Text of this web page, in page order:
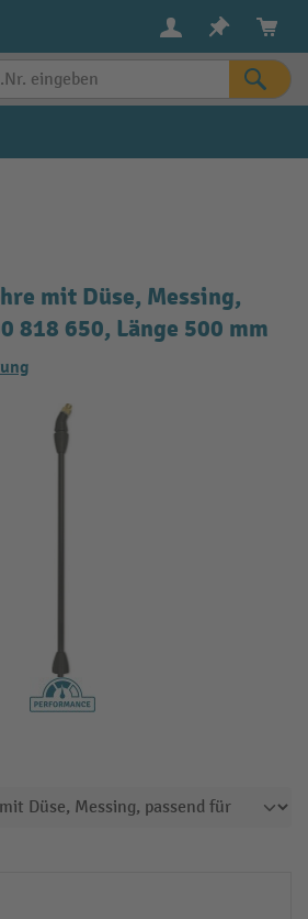
mit Düse, Messing,
818 650, Länge 500 mm